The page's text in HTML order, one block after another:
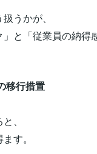
うかが、
」と「従業員の納得
移行措置
、
す。